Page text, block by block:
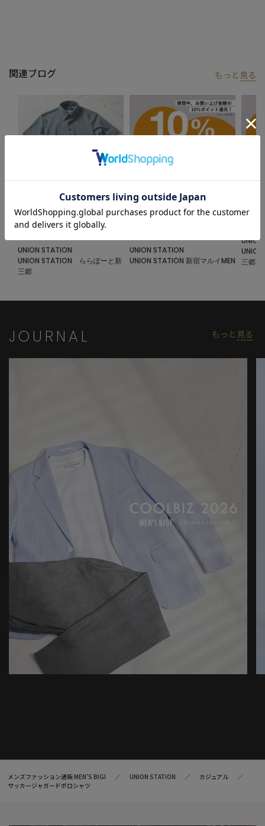
関連ブログ もっと 見る
2024.06.14
女子ウケ良すぎる、拘りすぎたポロ
UNION STATION
UNION STATION ららぽーと新
三郷
2024.05.17
UNION STATION
UNION STATION 新宿マルイMEN
三郷
JOURNAL もっと 見る
メンズファッション通販 MEN'S BIGI UNION STATION
カジュアル
サッカージャガードポロシャツ